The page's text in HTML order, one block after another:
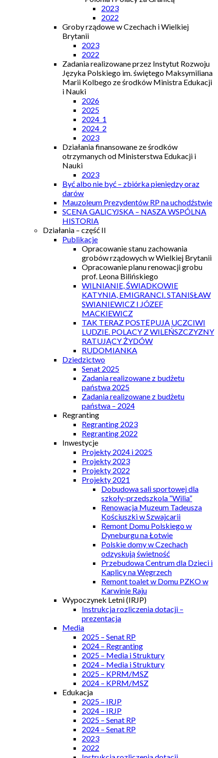
2023
2022
Groby rządowe w Czechach i Wielkiej
Brytanii
2023
2022
Zadania realizowane przez Instytut Rozwoju
Języka Polskiego im. świętego Maksymiliana
Marii Kolbego ze środków Ministra Edukacji
i Nauki
2026
2025
2024_1
2024_2
2023
Działania finansowane ze środków
otrzymanych od Ministerstwa Edukacji i
Nauki
2023
Być albo nie być – zbiórka pieniędzy oraz
darów
Mauzoleum Prezydentów RP na uchodźstwie
SCENA GALICYJSKA – NASZA WSPÓLNA
HISTORIA
Działania – część II
Publikacje
Opracowanie stanu zachowania
grobów rządowych w Wielkiej Brytanii
Opracowanie planu renowacji grobu
prof. Leona Bilińskiego
WILNIANIE, ŚWIADKOWIE
KATYNIA, EMIGRANCI. STANISŁAW
SWIANIEWICZ I JÓZEF
MACKIEWICZ
TAK TERAZ POSTĘPUJĄ UCZCIWI
LUDZIE. POLACY Z WILEŃSZCZYZNY
RATUJĄCY ŻYDÓW
RUDOMIANKA
Dziedzictwo
Senat 2025
Zadania realizowane z budżetu
państwa 2025
Zadania realizowane z budżetu
państwa – 2024
Regranting
Regranting 2023
Regranting 2022
Inwestycje
Projekty 2024 i 2025
Projekty 2023
Projekty 2022
Projekty 2021
Dobudowa sali sportowej dla
szkoły-przedszkola “Wilia”
Renowacja Muzeum Tadeusza
Kościuszki w Szwajcarii
Remont Domu Polskiego w
Dyneburgu na Łotwie
Polskie domy w Czechach
odzyskują świetność
Przebudowa Centrum dla Dzieci i
Kaplicy na Węgrzech
Remont toalet w Domu PZKO w
Karwinie Raju
Wypoczynek Letni (IRJP)
Instrukcja rozliczenia dotacji –
prezentacja
Media
2025 – Senat RP
2024 – Regranting
2025 – Media i Struktury
2024 – Media i Struktury
2025 – KPRM/MSZ
2024 – KPRM/MSZ
Edukacja
2025 – IRJP
2024 – IRJP
2025 – Senat RP
2024 – Senat RP
2023
2022